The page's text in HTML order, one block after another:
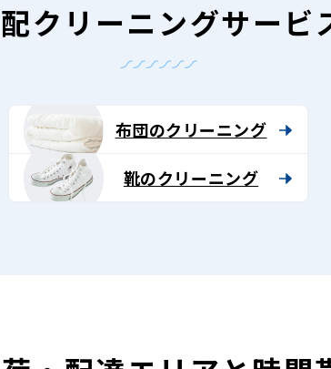
クリーニングサービ
布団のクリーニング
靴のクリーニング